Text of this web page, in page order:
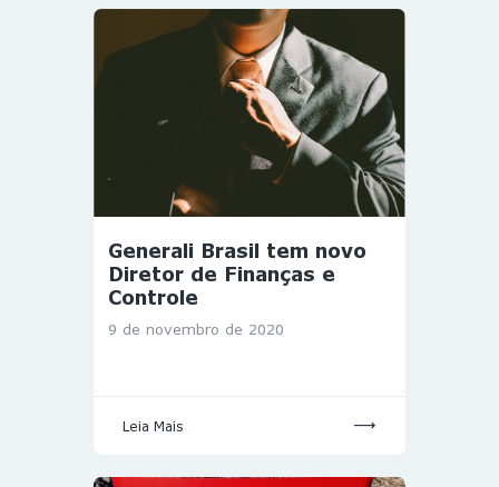
Generali Brasil tem novo
Diretor de Finanças e
Controle
9 de novembro de 2020
Leia Mais